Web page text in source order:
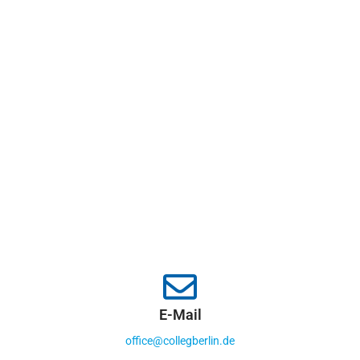
E-Mail
office@collegberlin.de